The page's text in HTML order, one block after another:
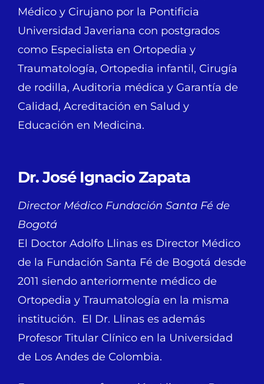
Médico y Cirujano por la Pontificia
Universidad Javeriana con postgrados
como Especialista en Ortopedia y
Traumatología, Ortopedia infantil, Cirugía
de rodilla, Auditoria médica y Garantía de
Calidad, Acreditación en Salud y
Educación en Medicina.
Dr. José Ignacio Zapata
Director Médico Fundación Santa Fé de
Bogotá
El Doctor Adolfo Llinas es Director Médico
de la Fundación Santa Fé de Bogotá desde
2011 siendo anteriormente médico de
Ortopedia y Traumatología en la misma
institución. El Dr. Llinas es además
Profesor Titular Clínico en la Universidad
de Los Andes de Colombia.